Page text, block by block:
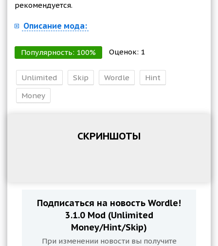
рекомендуется.
Описание мода:
Популярность: 100% Оценок: 1
Unlimited Skip Wordle
Hint
Money
СКРИНШОТЫ
Подписаться на новость Wordle!
3.1.0 Mod (Unlimited
Money/Hint/Skip)
При изменении новости вы получите